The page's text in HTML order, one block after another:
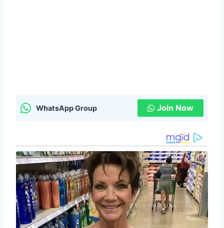
WhatsApp Group Join Now